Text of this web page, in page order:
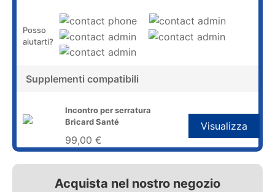
Posso
aiutarti?
Supplementi compatibili
Incontro per serratura
Bricard Santé
99,00 €
Visualizza
Acquista nel nostro negozio